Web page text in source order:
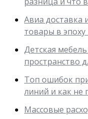
Авиа доставка
товары в эпоху
Детская
пространство
Топ ошибок
линий и как не
Массовые